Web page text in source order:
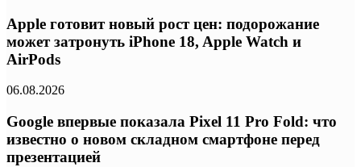
Apple готовит новый рост цен: подорожание
может затронуть iPhone 18, Apple Watch и
AirPods
06.08.2026
Google впервые показала Pixel 11 Pro Fold: что
известно о новом складном смартфоне перед
презентацией